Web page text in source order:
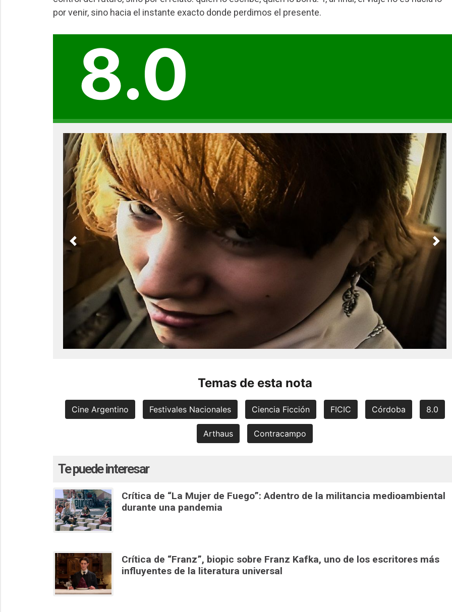
por venir, sino hacia el instante exacto donde perdimos el presente.
8.0
Previous
Temas de esta nota
Cine Argentino Festivales Nacionales Ciencia Ficción FICIC Córdoba 8.0
Arthaus Contracampo
Te puede interesar
Crítica de “La Mujer de Fuego”: Adentro de la militancia medioambiental
durante una pandemia
Crítica de “Franz”, biopic sobre Franz Kafka, uno de los escritores más
influyentes de la literatura universal